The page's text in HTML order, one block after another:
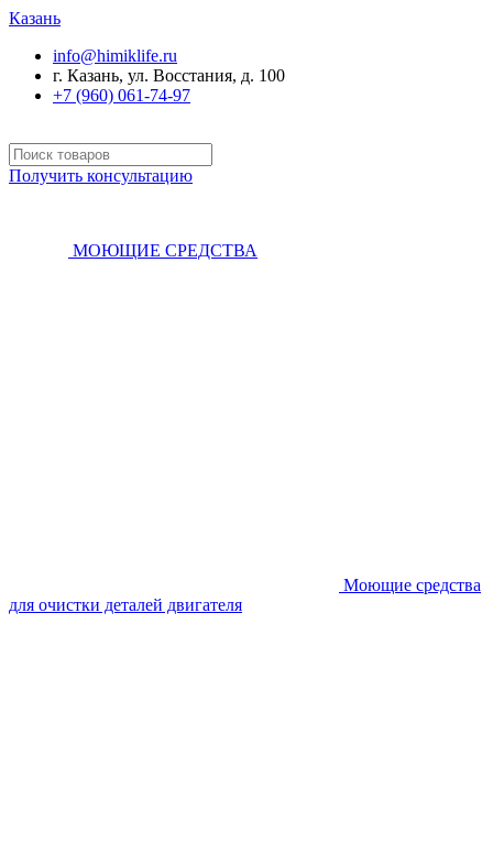
Казань
info@himiklife.ru
г. Казань, ул. Восстания, д. 100
+7 (960) 061-74-97
Получить консультацию
МОЮЩИЕ СРЕДСТВА
Моющие средства
для очистки деталей двигателя